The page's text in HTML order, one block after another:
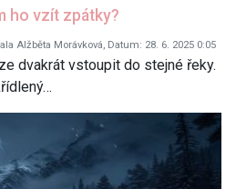
ho vzít zpátky?
Alžběta Morávková, Datum: 28. 6. 2025 0:05
dvakrát vstoupit do stejné řeky.